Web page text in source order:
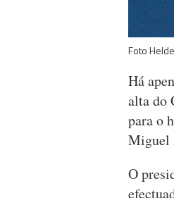
Foto
Há
alta do
para o
Miguel
O